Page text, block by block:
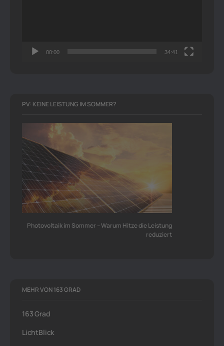
00:00 34:41
PV: KEINE LEISTUNG IM SOMMER?
Photovoltaik im Sommer – Warum Hitze die Leistung
reduziert
MEHR VON 163 GRAD
163 Grad
LichtBlick